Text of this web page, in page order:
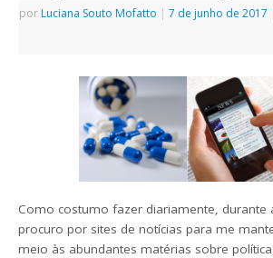
por Luciana Souto Mofatto | 7 de junho de 2017
Como costumo fazer diariamente, durante
procuro por sites de notícias para me
meio às abundantes matérias sobre